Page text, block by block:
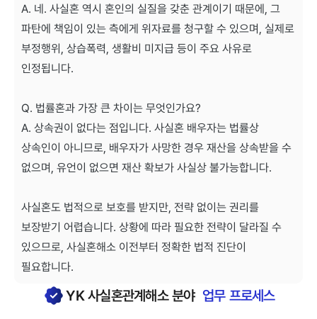
A. 네. 사실혼 역시 혼인의 실질을 갖춘 관계이기 때문에, 그
파탄에 책임이 있는 측에게 위자료를 청구할 수 있으며, 실제로
부정행위, 상습폭력, 생활비 미지급 등이 주요 사유로
인정됩니다.
Q. 법률혼과 가장 큰 차이는 무엇인가요?
A. 상속권이 없다는 점입니다. 사실혼 배우자는 법률상
상속인이 아니므로, 배우자가 사망한 경우 재산을 상속받을 수
없으며, 유언이 없으면 재산 확보가 사실상 불가능합니다.
사실혼도 법적으로 보호를 받지만, 전략 없이는 권리를
보장받기 어렵습니다. 상황에 따라 필요한 전략이 달라질 수
있으므로, 사실혼해소 이전부터 정확한 법적 진단이
필요합니다.
YK사실혼관계해소분야 업무 프로세스